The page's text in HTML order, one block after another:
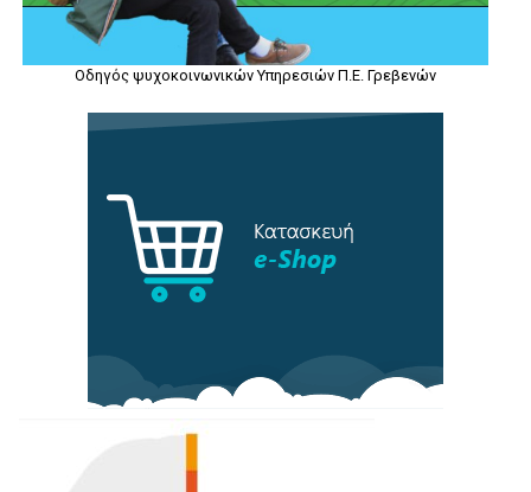
Οδηγός ψυχοκοινωνικών Υπηρεσιών Π.Ε. Γρεβενών